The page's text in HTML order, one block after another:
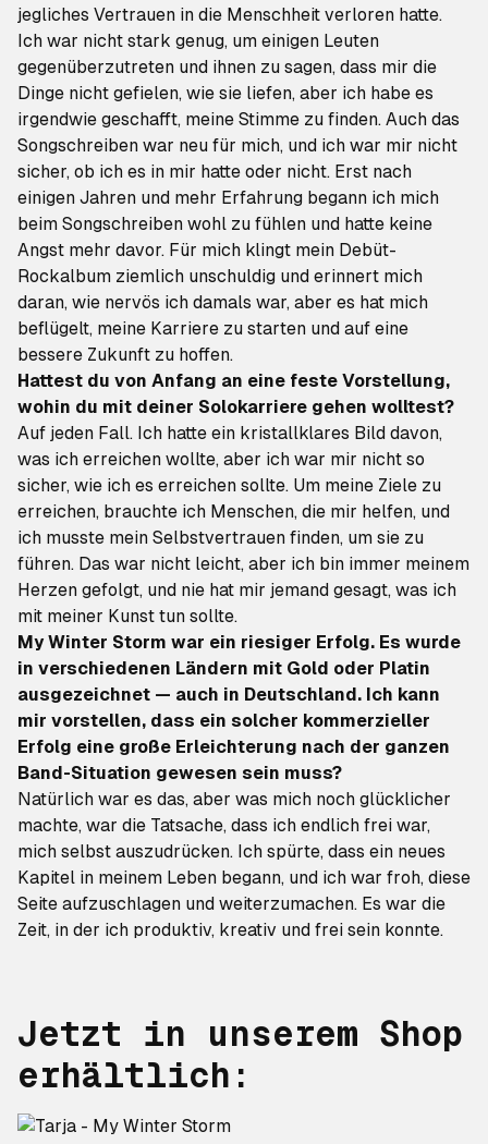
jegliches Vertrauen in die Menschheit verloren hatte.
Ich war nicht stark genug, um einigen Leuten
gegenüberzutreten und ihnen zu sagen, dass mir die
Dinge nicht gefielen, wie sie liefen, aber ich habe es
irgendwie geschafft, meine Stimme zu finden. Auch das
Songschreiben war neu für mich, und ich war mir nicht
sicher, ob ich es in mir hatte oder nicht. Erst nach
einigen Jahren und mehr Erfahrung begann ich mich
beim Songschreiben wohl zu fühlen und hatte keine
Angst mehr davor. Für mich klingt mein Debüt-
Rockalbum ziemlich unschuldig und erinnert mich
daran, wie nervös ich damals war, aber es hat mich
beflügelt, meine Karriere zu starten und auf eine
bessere Zukunft zu hoffen.
Hattest du von Anfang an eine feste Vorstellung,
wohin du mit deiner Solokarriere gehen wolltest?
Auf jeden Fall. Ich hatte ein kristallklares Bild davon,
was ich erreichen wollte, aber ich war mir nicht so
sicher, wie ich es erreichen sollte. Um meine Ziele zu
erreichen, brauchte ich Menschen, die mir helfen, und
ich musste mein Selbstvertrauen finden, um sie zu
führen. Das war nicht leicht, aber ich bin immer meinem
Herzen gefolgt, und nie hat mir jemand gesagt, was ich
mit meiner Kunst tun sollte.
My Winter Storm war ein riesiger Erfolg. Es wurde
in verschiedenen Ländern mit Gold oder Platin
ausgezeichnet — auch in Deutschland. Ich kann
mir vorstellen, dass ein solcher kommerzieller
Erfolg eine große Erleichterung nach der ganzen
Band-Situation gewesen sein muss?
Natürlich war es das, aber was mich noch glücklicher
machte, war die Tatsache, dass ich endlich frei war,
mich selbst auszudrücken. Ich spürte, dass ein neues
Kapitel in meinem Leben begann, und ich war froh, diese
Seite aufzuschlagen und weiterzumachen. Es war die
Zeit, in der ich produktiv, kreativ und frei sein konnte.
Jetzt in unserem Shop
erhältlich: